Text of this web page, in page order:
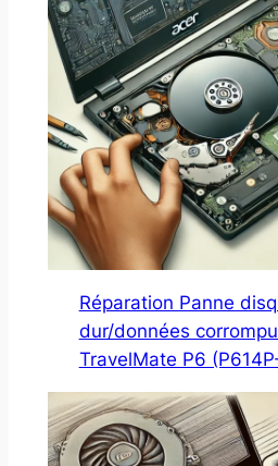
Réparation Panne
dur/données
TravelMate P6